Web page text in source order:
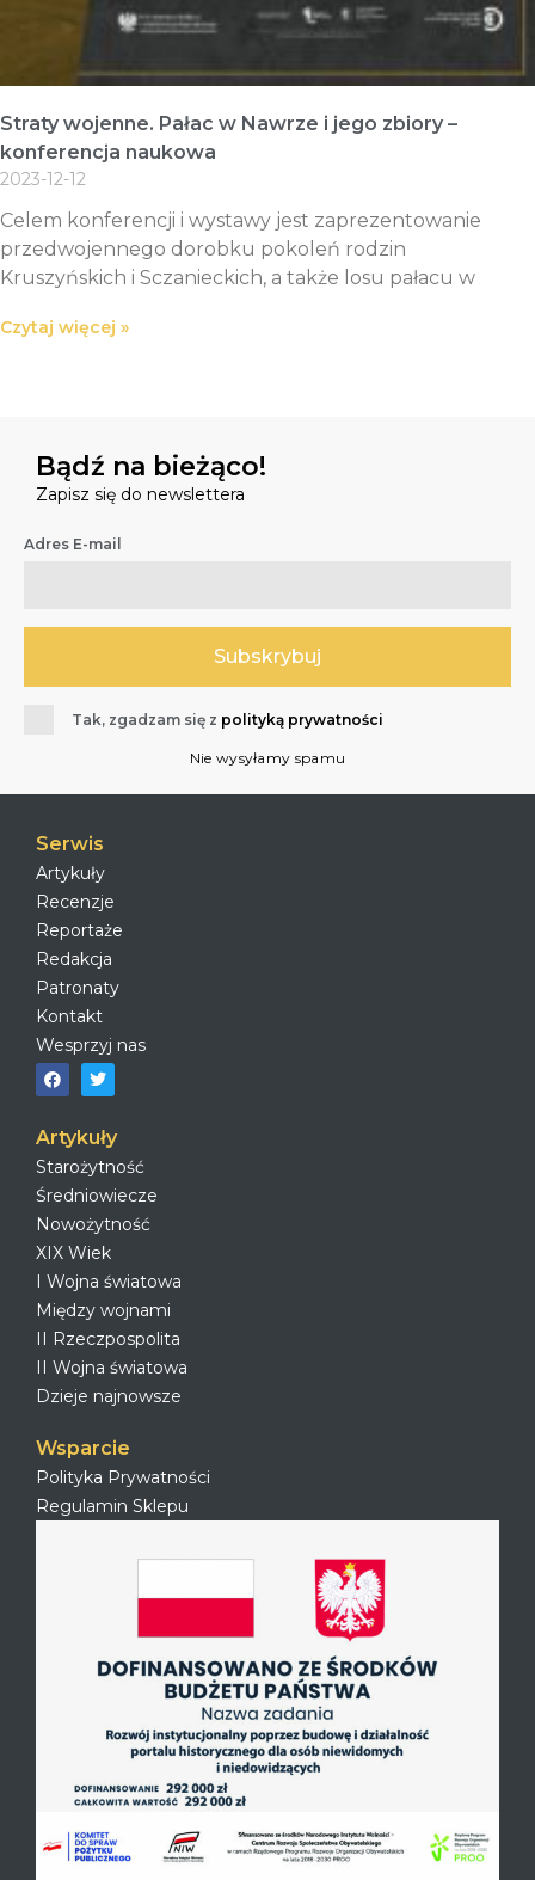
Straty wojenne. Pałac w Nawrze i jego zbiory –
konferencja naukowa
2023-12-12
Celem konferencji i wystawy jest zaprezentowanie
przedwojennego dorobku pokoleń rodzin
Kruszyńskich i Sczanieckich, a także losu pałacu w
Czytaj więcej »
Bądź na bieżąco!
Zapisz się do newslettera
Adres E-mail
Tak, zgadzam się z polityką prywatności
Nie wysyłamy spamu
Serwis
Artykuły
Recenzje
Reportaże
Redakcja
Patronaty
Kontakt
Wesprzyj nas
Artykuły
Starożytność
Średniowiecze
Nowożytność
XIX Wiek
I Wojna światowa
Między wojnami
II Rzeczpospolita
II Wojna światowa
Dzieje najnowsze
Wsparcie
Polityka Prywatności
Regulamin Sklepu